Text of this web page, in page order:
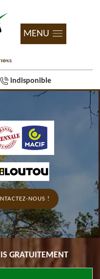
MENU
indisponible
NOUS !
GRATUITEMENT